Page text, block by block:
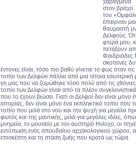
χαραγμένα
στον βράχο.
του
έπαιρναν
θαυμαστή
Δελφούς.
φτερά μου,
πετάξουν
Φαιδριάδες
σκοτεινές
έντονες είναι, τόσο πιο βαθύ γίνεται το φως όταν
τοπίο των Δελφών πάλλει από μια τέτοια εσωτερική
γη μας που να ζυμώθηκε τόσο πολύ από τις
τοπίο των Δελφών είναι από τα πλέον
που το έχουν βιώσει. Γιατί οι Δελφοί δεν είναι μόνο
ιστορίας, δεν είναι μόνο ένα εκπληκτικό τοπίο που
τοπίο που μιλά στο νου και την ψυχή για μεγάλα
φωτός και της μαντικής, μιλά για μεγάλες ιδέες,
μνημεία, το μουσείο με τον αυστηρό Ηνίοχο, οι
εντύπωση ενός σπουδαίου αρχαιολογικού χώρου,
επισκέπτη και τη στάση ζωής που κρατά ως τώρα.